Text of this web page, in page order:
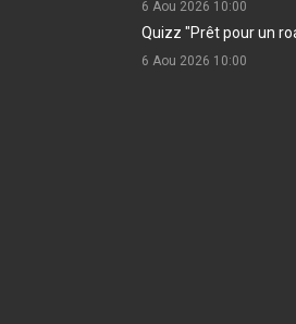
6 Aou 2026 10:00
Quizz "Prêt pour un
6 Aou 2026 10:00